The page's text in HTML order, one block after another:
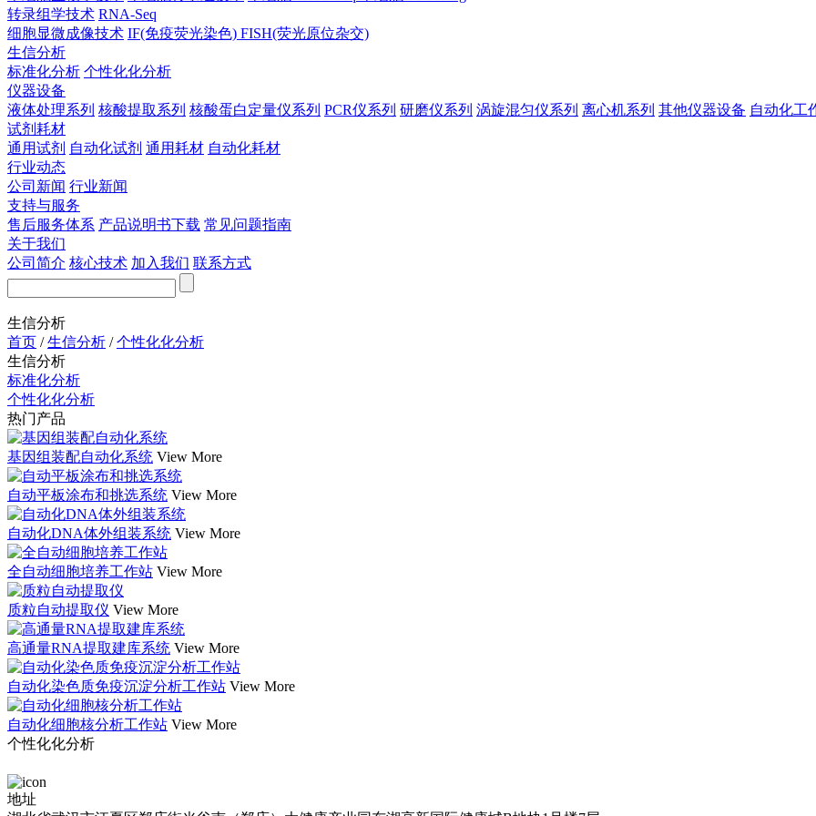
转录组学技术 RNA-Seq
细胞显微成像技术 IF(免疫荧光染色) FISH(荧光原位杂交)
生信分析
标准化分析 个性化化分析
仪器设备
液体处理系列 核酸提取系列 核酸蛋白定量仪系列 PCR仪系列 研磨仪系列 涡旋混匀仪系列 离心机系列 其他仪器设备 自动化工
试剂耗材
通用试剂 自动化试剂 通用耗材 自动化耗材
行业动态
公司新闻 行业新闻
支持与服务
售后服务体系 产品说明书下载 常见问题指南
关于我们
公司简介 核心技术 加入我们 联系方式
生信分析
首页 /生信分析 /个性化化分析
生信分析
标准化分析
个性化化分析
热门产品
基因组装配自动化系统 View More
自动平板涂布和挑选系统 View More
自动化DNA体外组装系统 View More
全自动细胞培养工作站 View More
质粒自动提取仪 View More
高通量RNA提取建库系统 View More
自动化染色质免疫沉淀分析工作站 View More
自动化细胞核分析工作站 View More
个性化化分析
地址